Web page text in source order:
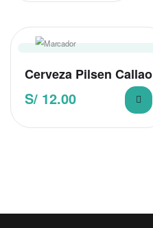
Cerveza Pilsen Callao
S/ 12.00